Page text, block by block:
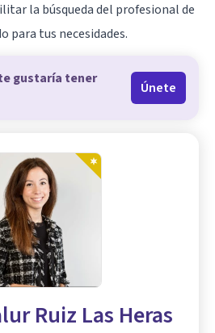
la búsqueda del profesional de
para tus necesidades.
gustaría tener
Únete
Ruiz Las Heras